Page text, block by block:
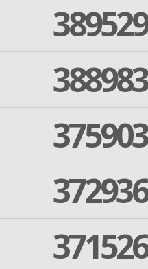
389529
388983
375903
372936
371526